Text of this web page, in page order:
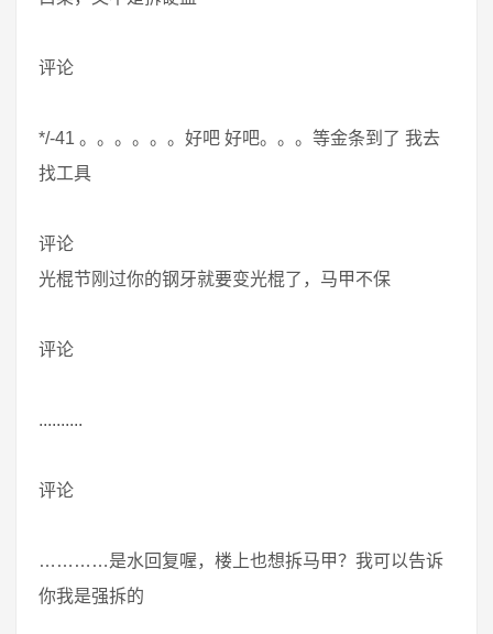
评论
*/-41 。。。。。。好吧 好吧。。。等金条到了 我去
找工具
评论
光棍节刚过你的钢牙就要变光棍了，马甲不保
评论
..........
评论
…………是水回复喔，楼上也想拆马甲？我可以告诉
你我是强拆的